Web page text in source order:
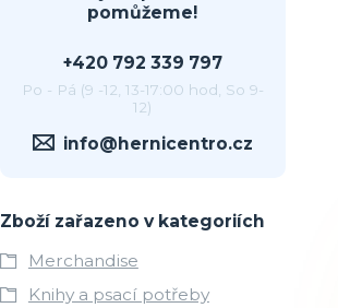
pomůžeme!
+420 792 339 797
Po - Pá (9 -12, 13-17:00 hod, So 9-
12)
info@hernicentro.cz
Zboží zařazeno v kategoriích
Merchandise
Knihy a psací potřeby